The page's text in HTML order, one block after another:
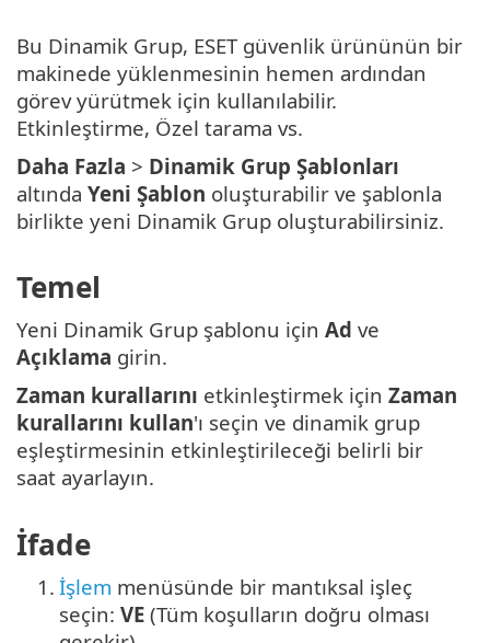
Bu Dinamik Grup, ESET güvenlik ürününün bir
makinede yüklenmesinin hemen ardından
görev yürütmek için kullanılabilir.
Etkinleştirme, Özel tarama vs.
Daha Fazla > Dinamik Grup Şablonları
altında Yeni Şablon oluşturabilir ve şablonla
birlikte yeni Dinamik Grup oluşturabilirsiniz.
Temel
Yeni Dinamik Grup şablonu için Ad ve
Açıklama girin.
Zaman kurallarını etkinleştirmek için Zaman
kurallarını kullan'ı seçin ve dinamik grup
eşleştirmesinin etkinleştirileceği belirli bir
saat ayarlayın.
İfade
1. İşlem menüsünde bir mantıksal işleç
seçin: VE (Tüm koşulların doğru olması